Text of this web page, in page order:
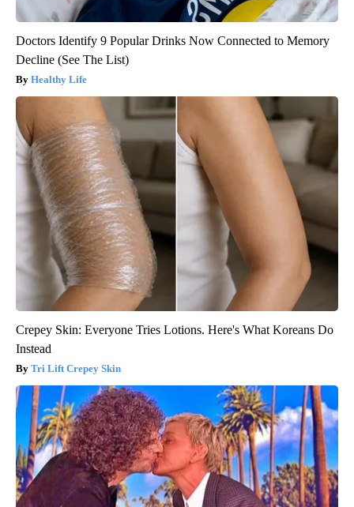
Doctors Identify 9 Popular Drinks Now Connected to Memory
Decline (See The List)
Healthy Life
Crepey Skin: Everyone Tries Lotions. Here's What Koreans Do
Instead
Tri Lift Crepey Skin